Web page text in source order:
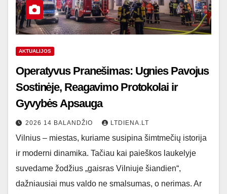
AKTUALIJOS
Operatyvus Pranešimas: Ugnies Pavojus
Sostinėje, Reagavimo Protokolai ir
Gyvybės Apsauga
2026 14 BALANDŽIO LTDIENA.LT
Vilnius – miestas, kuriame susipina šimtmečių istorija
ir moderni dinamika. Tačiau kai paieškos laukelyje
suvedame žodžius „gaisras Vilniuje šiandien“,
dažniausiai mus valdo ne smalsumas, o nerimas. Ar